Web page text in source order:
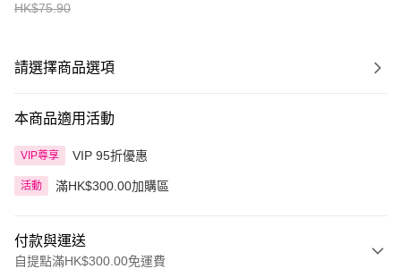
HK$75.90
請選擇商品選項
本商品適用活動
VIP尊享 VIP 95折優惠
活動 滿HK$300.00加購區
付款與運送
自提點滿HK$300.00免運費